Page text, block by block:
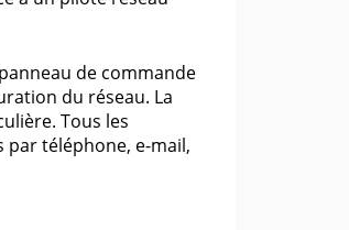
de commande
du réseau. La
Tous les
téléphone, e-mail,